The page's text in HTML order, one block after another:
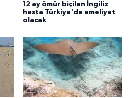
12 ay ömür biçilen İngiliz
hasta Türkiye'de ameliyat
olacak